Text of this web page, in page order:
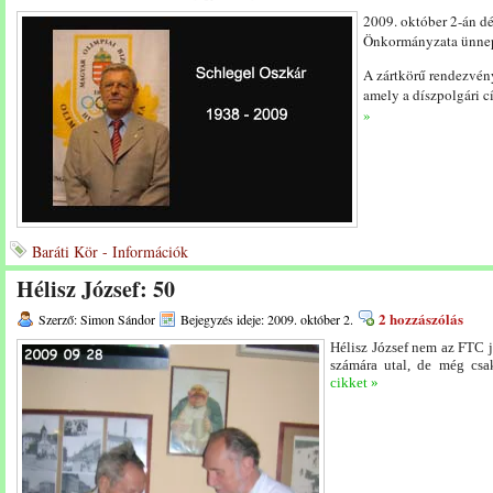
2009. október 2-án
Önkormányzata
A zártkörű
amely a díszpolgári
»
Baráti Kör - Információk
Hélisz József: 50
Szerző: Simon Sándor Bejegyzés ideje: 2009. október 2. 2 hozzászólás
Hélisz József nem az FTC
számára utal, de még
cikket »